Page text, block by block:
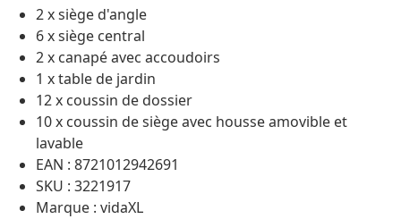
2 x siège d'angle
6 x siège central
2 x canapé avec accoudoirs
1 x table de jardin
12 x coussin de dossier
10 x coussin de siège avec housse amovible et
lavable
EAN : 8721012942691
SKU : 3221917
Marque : vidaXL